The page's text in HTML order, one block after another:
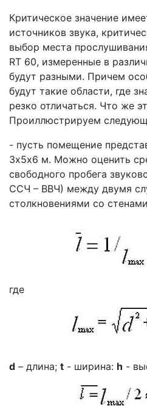
Критическое значение
источников звука,
выбор места
RT 60, измеренные в
будут разными. Причем
будут такие области, где
резко отличаться. Что же
Проиллюстрируем
- пусть помещение
3х5х6 м. Можно оценить
свободного пробега
ССЧ – ВВЧ) между двумя
столкновениями со
где
d – длина; t - ширина: h -